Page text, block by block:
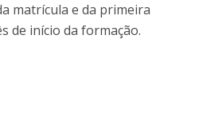
matrícula e da primeira
de início da formação.